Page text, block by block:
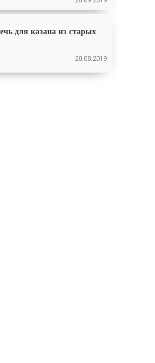
для казана из старых
20.08.2019